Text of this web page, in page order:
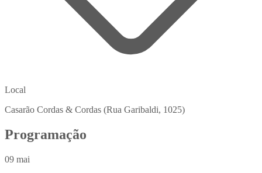
Local
Casarão Cordas & Cordas (Rua Garibaldi, 1025)
Programação
09 mai